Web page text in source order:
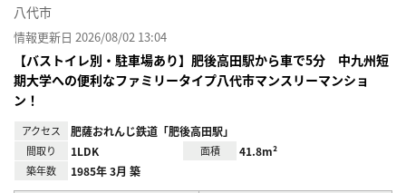
八代市
情報更新日 2026/08/02 13:04
【バストイレ別・駐車場あり】肥後高田駅から車で5分 中九州短
期大学への便利なファミリータイプ八代市マンスリーマンショ
ン！
アクセス 肥薩おれんじ鉄道「肥後高田駅」
間取り 1LDK 面積 41.8m²
築年数 1985年 3月 築